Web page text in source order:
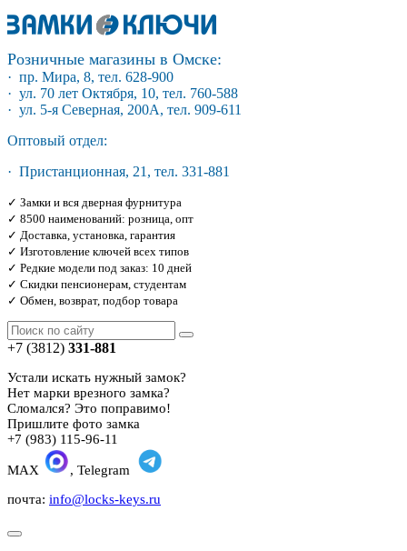
Розничные магазины в Омске:
· пр. Мира, 8, тел. 628-900
· ул. 70 лет Октября, 10, тел. 760-588
· ул. 5-я Северная, 200А, тел. 909-611
Оптовый отдел:
· Пристанционная, 21, тел. 331-881
✓ Замки и вся дверная фурнитура
✓ 8500 наименований: розница, опт
✓ Доставка, установка, гарантия
✓ Изготовление ключей всех типов
✓ Редкие модели под заказ: 10 дней
✓ Скидки пенсионерам, студентам
✓ Обмен, возврат, подбор товара
+7 (3812) 331-881
Устали искать нужный замок?
Нет марки врезного замка?
Сломался? Это поправимо!
Пришлите фото замка
+7 (983) 115-96-11
MAX
, Telegram
почта: info@locks-keys.ru